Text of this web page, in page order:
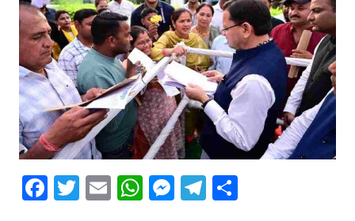
F T E W M T S